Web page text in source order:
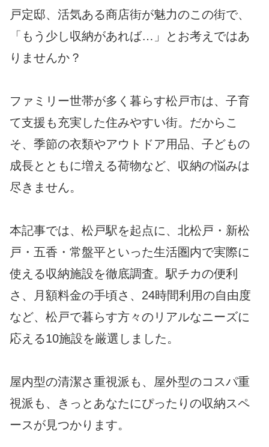
戸定邸、活気ある商店街が魅力のこの街で、
「もう少し収納があれば…」とお考えではあ
りませんか？
ファミリー世帯が多く暮らす松戸市は、子育
て支援も充実した住みやすい街。だからこ
そ、季節の衣類やアウトドア用品、子どもの
成長とともに増える荷物など、収納の悩みは
尽きません。
本記事では、松戸駅を起点に、北松戸・新松
戸・五香・常盤平といった生活圏内で実際に
使える収納施設を徹底調査。駅チカの便利
さ、月額料金の手頃さ、24時間利用の自由度
など、松戸で暮らす方々のリアルなニーズに
応える10施設を厳選しました。
屋内型の清潔さ重視派も、屋外型のコスパ重
視派も、きっとあなたにぴったりの収納スペ
ースが見つかります。